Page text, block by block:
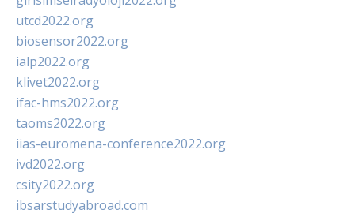
utcd2022.org
biosensor2022.org
ialp2022.org
klivet2022.org
ifac-hms2022.org
taoms2022.org
iias-euromena-conference2022.org
ivd2022.org
csity2022.org
ibsarstudyabroad.com